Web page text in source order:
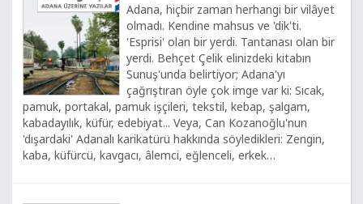
Adana, hiçbir zaman herhangi bir vilâyet
olmadı. Kendine mahsus ve 'dik'ti.
'Esprisi' olan bir yerdi. Tantanası olan bir
yerdi. Behçet Çelik elinizdeki kitabın
Sunuş'unda belirtiyor; Adana'yı
çağrıştıran öyle çok imge var ki: Sıcak,
pamuk, portakal, pamuk işçileri, tekstil, kebap, şalgam,
kabadayılık, küfür, edebiyat... Veya, Can Kozanoğlu'nun
'dışardaki' Adanalı karikatürü hakkında söyledikleri: Zengin,
kaba, küfürcü, kavgacı, âlemci, eğlenceli, erkek…